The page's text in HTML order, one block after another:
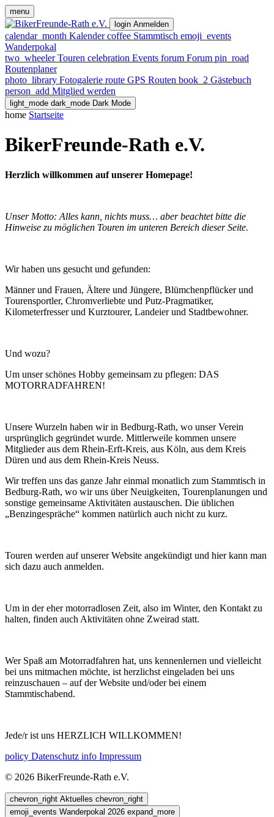
menu
login Anmelden
calendar_month Kalender coffee Stammtisch emoji_events
Wanderpokal
two_wheeler Touren celebration Events forum Forum pin_road
Routenplaner
photo_library Fotogalerie route GPS Routen book_2 Gästebuch
person_add Mitglied werden
light_mode dark_mode Dark Mode
home Startseite
BikerFreunde-Rath e.V.
Herzlich willkommen auf unserer Homepage!
Unser Motto: Alles kann, nichts muss… aber beachtet bitte die
Hinweise zu möglichen Touren im unteren Bereich dieser Seite.
Wir haben uns gesucht und gefunden:
Männer und Frauen, Ältere und Jüngere, Blümchenpflücker und
Tourensportler, Chromverliebte und Putz-Pragmatiker,
Kilometerfresser und Kurztourer, Landeier und Stadtbewohner.
Und wozu?
Um unser schönes Hobby gemeinsam zu pflegen: DAS
MOTORRADFAHREN!
Unsere Wurzeln haben wir in Bedburg-Rath, wo unser Verein
ursprünglich gegründet wurde. Mittlerweile kommen unsere
Mitglieder aus dem Rhein-Erft-Kreis, aus Köln, aus dem Kreis
Düren und aus dem Rhein-Kreis Neuss.
Wir treffen uns das ganze Jahr einmal monatlich zum Stammtisch in
Bedburg-Rath, wo wir uns über Neuigkeiten, Tourenplanungen und
sonstige gemeinsame Aktivitäten austauschen. Die üblichen
„Benzingespräche“ kommen natürlich auch nicht zu kurz.
Touren werden auf unserer Website angekündigt und hier kann man
sich dazu auch anmelden.
Um in der eher motorradlosen Zeit, also im Winter, den Kontakt zu
halten, finden auch Aktivitäten ohne Zweirad statt.
Wer Spaß am Motorradfahren hat, uns kennenlernen und vielleicht
bei uns mitmachen möchte, ist herzlichst eingeladen bei uns
reinzuschauen – auf der Website und/oder bei einem
Stammtischabend.
Jede/r ist uns HERZLICH WILLKOMMEN!
policy Datenschutz info Impressum
© 2026 BikerFreunde-Rath e.V.
chevron_right Aktuelles chevron_right
emoji_events Wanderpokal 2026 expand_more